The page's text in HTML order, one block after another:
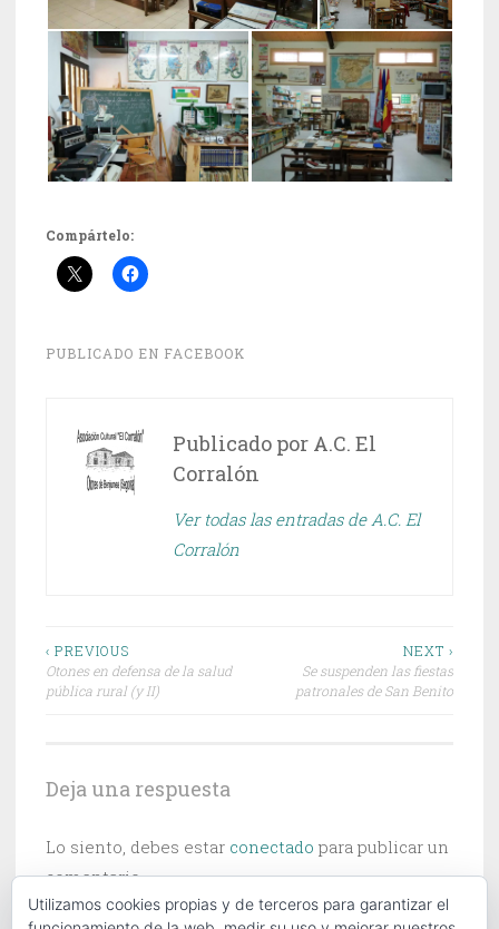
Compártelo:
PUBLICADO EN FACEBOOK
Publicado por A.C. El
Corralón
Ver todas las entradas de A.C. El
Corralón
Navegación
de
‹ PREVIOUS
Otones en defensa de la salud
pública rural (y II)
NEXT ›
Se suspenden las fiestas
patronales de San Benito
Deja una respuesta
Lo siento, debes estar conectado para publicar un
comentario.
Utilizamos cookies propias y de terceros para garantizar el